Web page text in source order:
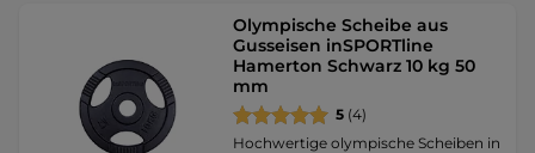
Olympische Scheibe aus
Gusseisen inSPORTline
Hamerton Schwarz 10 kg 50
mm
5 (4)
Hochwertige olympische Scheiben in